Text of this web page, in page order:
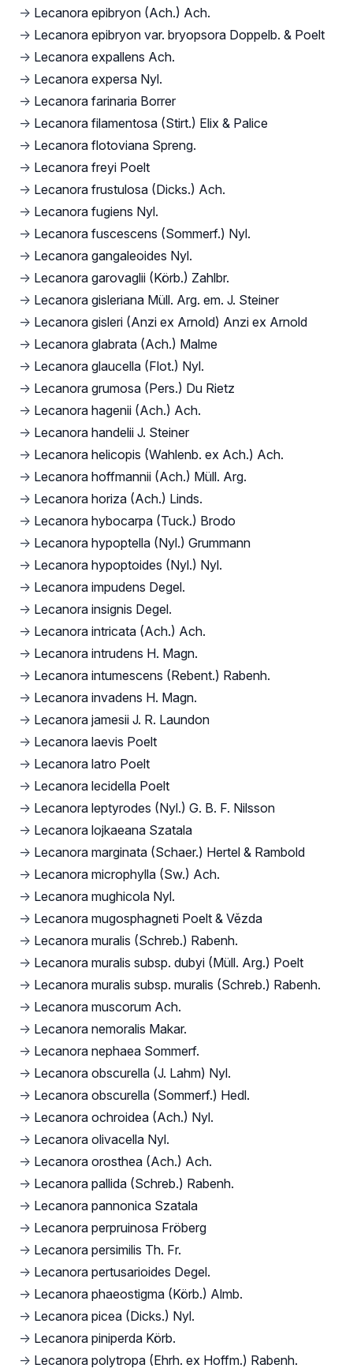
→ Lecanora epibryon (Ach.) Ach.
→ Lecanora epibryon var. bryopsora Doppelb. & Poelt
→ Lecanora expallens Ach.
→ Lecanora expersa Nyl.
→ Lecanora farinaria Borrer
→ Lecanora filamentosa (Stirt.) Elix & Palice
→ Lecanora flotoviana Spreng.
→ Lecanora freyi Poelt
→ Lecanora frustulosa (Dicks.) Ach.
→ Lecanora fugiens Nyl.
→ Lecanora fuscescens (Sommerf.) Nyl.
→ Lecanora gangaleoides Nyl.
→ Lecanora garovaglii (Körb.) Zahlbr.
→ Lecanora gisleriana Müll. Arg. em. J. Steiner
→ Lecanora gisleri (Anzi ex Arnold) Anzi ex Arnold
→ Lecanora glabrata (Ach.) Malme
→ Lecanora glaucella (Flot.) Nyl.
→ Lecanora grumosa (Pers.) Du Rietz
→ Lecanora hagenii (Ach.) Ach.
→ Lecanora handelii J. Steiner
→ Lecanora helicopis (Wahlenb. ex Ach.) Ach.
→ Lecanora hoffmannii (Ach.) Müll. Arg.
→ Lecanora horiza (Ach.) Linds.
→ Lecanora hybocarpa (Tuck.) Brodo
→ Lecanora hypoptella (Nyl.) Grummann
→ Lecanora hypoptoides (Nyl.) Nyl.
→ Lecanora impudens Degel.
→ Lecanora insignis Degel.
→ Lecanora intricata (Ach.) Ach.
→ Lecanora intrudens H. Magn.
→ Lecanora intumescens (Rebent.) Rabenh.
→ Lecanora invadens H. Magn.
→ Lecanora jamesii J. R. Laundon
→ Lecanora laevis Poelt
→ Lecanora latro Poelt
→ Lecanora lecidella Poelt
→ Lecanora leptyrodes (Nyl.) G. B. F. Nilsson
→ Lecanora lojkaeana Szatala
→ Lecanora marginata (Schaer.) Hertel & Rambold
→ Lecanora microphylla (Sw.) Ach.
→ Lecanora mughicola Nyl.
→ Lecanora mugosphagneti Poelt & Vězda
→ Lecanora muralis (Schreb.) Rabenh.
→ Lecanora muralis subsp. dubyi (Müll. Arg.) Poelt
→ Lecanora muralis subsp. muralis (Schreb.) Rabenh.
→ Lecanora muscorum Ach.
→ Lecanora nemoralis Makar.
→ Lecanora nephaea Sommerf.
→ Lecanora obscurella (J. Lahm) Nyl.
→ Lecanora obscurella (Sommerf.) Hedl.
→ Lecanora ochroidea (Ach.) Nyl.
→ Lecanora olivacella Nyl.
→ Lecanora orosthea (Ach.) Ach.
→ Lecanora pallida (Schreb.) Rabenh.
→ Lecanora pannonica Szatala
→ Lecanora perpruinosa Fröberg
→ Lecanora persimilis Th. Fr.
→ Lecanora pertusarioides Degel.
→ Lecanora phaeostigma (Körb.) Almb.
→ Lecanora picea (Dicks.) Nyl.
→ Lecanora piniperda Körb.
→ Lecanora polytropa (Ehrh. ex Hoffm.) Rabenh.